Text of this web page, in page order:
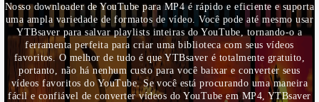
Nosso downloader de YouTube para MP4 é rápido e eficiente e suporta
uma ampla variedade de formatos de vídeo. Você pode até mesmo usar
YTBsaver para salvar playlists inteiras do YouTube, tornando-o a
ferramenta perfeita para criar uma biblioteca com seus vídeos
favoritos. O melhor de tudo é que YTBsaver é totalmente gratuito,
portanto, não há nenhum custo para você baixar e converter seus
vídeos favoritos do YouTube. Se você está procurando uma maneira
fácil e confiável de converter vídeos do YouTube em MP4, YTBsaver